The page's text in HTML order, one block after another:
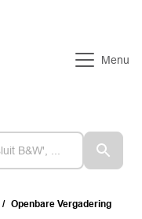
Menu
Openbare Vergadering